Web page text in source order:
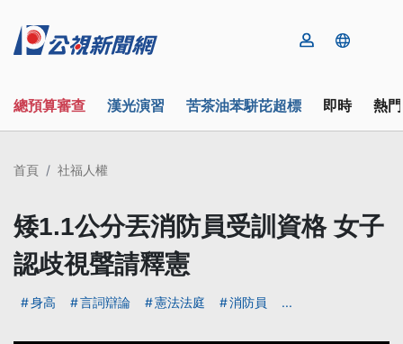
總預算審查 漢光演習 苦茶油苯駢芘超標 即時 熱
首頁 社福人權
矮1.1公分丟消防員受訓資格 女子
認歧視聲請釋憲
身高 言詞辯論 憲法法庭 消防員 ...